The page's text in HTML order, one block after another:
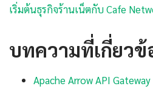
เริ่มต้นธุรกิจร้านเน็ตกับ Cafe
บทความที่เกี่ยวข้
Apache Arrow API